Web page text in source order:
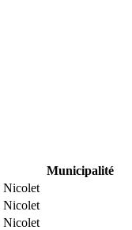
Municipalité
Nicolet
Nicolet
Nicolet